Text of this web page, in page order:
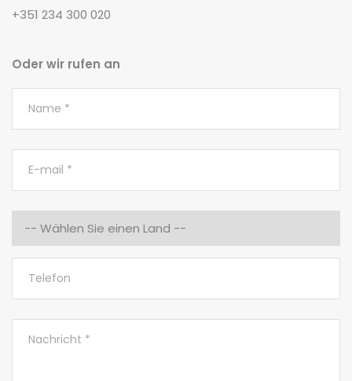
+351 234 300 020
Oder wir rufen an